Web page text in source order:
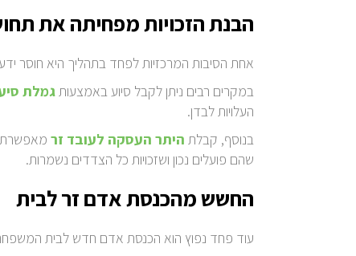
הבנת הזכויות מפחיתה את
אחת הסיבות המרכזיות לפחד בתהליך היא חוסר
במקרים רבים ניתן לקבל סיוע באמצעותגמלת
העלויות לבדן.
בנוסף, קבלת היתר העסקה לעובד זר מאפשרת
שהם פועלים נכון ושזכויות כל הצדדים נשמרות.
החשש מהכנסת אדם זר לבית
עוד פחד נפוץ הוא הכנסת אדם חדש לבית